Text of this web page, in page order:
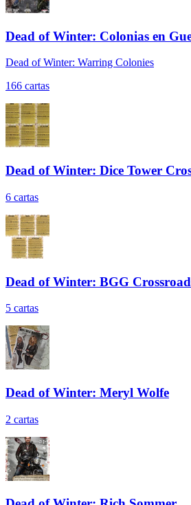
Dead of Winter: Colonias en
Dead of Winter: Warring Colonies
166 cartas
Dead of Winter: Dice Tower
6 cartas
Dead of Winter: BGG
5 cartas
Dead of Winter: Meryl Wolfe
2 cartas